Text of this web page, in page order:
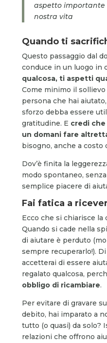
aspetto importante
nostra vita
Quando ti
Questo passaggio dal
conduce in un luogo in
qualcosa, ti aspetti
Come minimo il
persona che hai
sforzo debba essere
gratitudine. E credi
un domani fare
bisogno, anche a costo
Dov’è finita la
modo spontaneo,
semplice piacere di
Fai fatica a
Ecco che si chiarisce la
Quando si cade nella
di aiutare è perduto
sempre recuperarlo!).
accetterai di essere
regalato qualcosa,
obbligo di ricambiare.
Per evitare di gravare
debito, hai imparato a
tutto (o quasi) da solo?
relazioni che offrono